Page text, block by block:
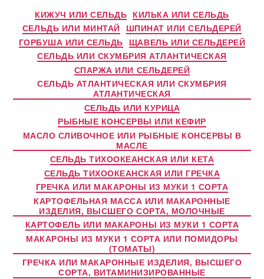
КИЖУЧ ИЛИ СЕЛЬДЬ КИЛЬКА ИЛИ СЕЛЬДЬ
СЕЛЬДЬ ИЛИ МИНТАЙ ШПИНАТ ИЛИ СЕЛЬДЕРЕЙ
ГОРБУША ИЛИ СЕЛЬДЬ ЩАВЕЛЬ ИЛИ СЕЛЬДЕРЕЙ
СЕЛЬДЬ ИЛИ СКУМБРИЯ АТЛАНТИЧЕСКАЯ
СПАРЖА ИЛИ СЕЛЬДЕРЕЙ
СЕЛЬДЬ АТЛАНТИЧЕСКАЯ ИЛИ СКУМБРИЯ
АТЛАНТИЧЕСКАЯ
СЕЛЬДЬ ИЛИ КУРИЦА
РЫБНЫЕ КОНСЕРВЫ ИЛИ КЕФИР
МАСЛО СЛИВОЧНОЕ ИЛИ РЫБНЫЕ КОНСЕРВЫ В
МАСЛЕ
СЕЛЬДЬ ТИХООКЕАНСКАЯ ИЛИ КЕТА
СЕЛЬДЬ ТИХООКЕАНСКАЯ ИЛИ ГРЕЧКА
ГРЕЧКА ИЛИ МАКАРОНЫ ИЗ МУКИ 1 СОРТА
КАРТОФЕЛЬНАЯ МАССА ИЛИ МАКАРОННЫЕ
ИЗДЕЛИЯ, ВЫСШЕГО СОРТА, МОЛОЧНЫЕ
КАРТОФЕЛЬ ИЛИ МАКАРОНЫ ИЗ МУКИ 1 СОРТА
МАКАРОНЫ ИЗ МУКИ 1 СОРТА ИЛИ ПОМИДОРЫ
(ТОМАТЫ)
ГРЕЧКА ИЛИ МАКАРОННЫЕ ИЗДЕЛИЯ, ВЫСШЕГО
СОРТА, ВИТАМИНИЗИРОВАННЫЕ